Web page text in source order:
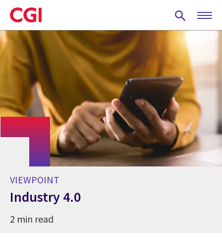
Skip
to
main
content
VIEWPOINT
Industry 4.0
2 min read